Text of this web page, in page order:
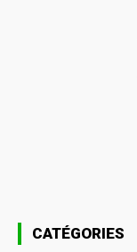
CATÉGORIES